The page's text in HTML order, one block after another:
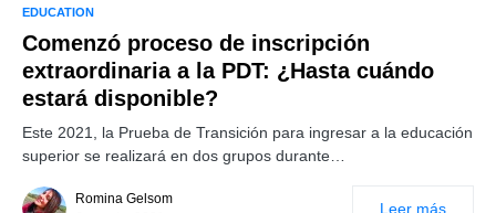
EDUCATION
Comenzó proceso de inscripción
extraordinaria a la PDT: ¿Hasta cuándo
estará disponible?
Este 2021, la Prueba de Transición para ingresar a la educación
superior se realizará en dos grupos durante…
Romina Gelsom
Leer más